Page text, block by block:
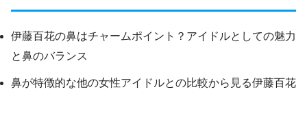
伊藤百花の鼻はチャームポイント？アイドルとしての魅力
と鼻のバランス
鼻が特徴的な他の女性アイドルとの比較から見る伊藤百花